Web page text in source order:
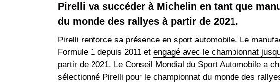
Pirelli va succéder à Michelin en tant que
du monde des rallyes à partir de 2021.
Pirelli renforce sa présence en sport automobile. Le
Formule 1 depuis 2011 et engagé avec le championnat
partir de 2021. Le Conseil Mondial du Sport Automobile a
sélectionné Pirelli pour le championnat du monde des